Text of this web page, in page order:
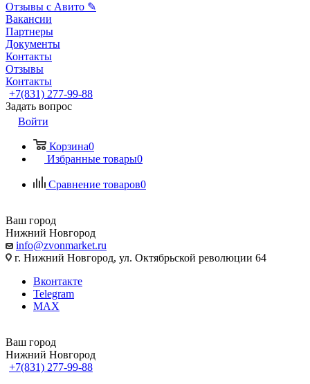
Отзывы с Авито ✎
Вакансии
Партнеры
Документы
Контакты
Отзывы
Контакты
+7(831) 277-99-88
Задать вопрос
Войти
Корзина0
Избранные товары0
Сравнение товаров0
Ваш город
Нижний Новгород
info@zvonmarket.ru
г. Нижний Новгород, ул. Октябрьской революции 64
Вконтакте
Telegram
MAX
Ваш город
Нижний Новгород
+7(831) 277-99-88